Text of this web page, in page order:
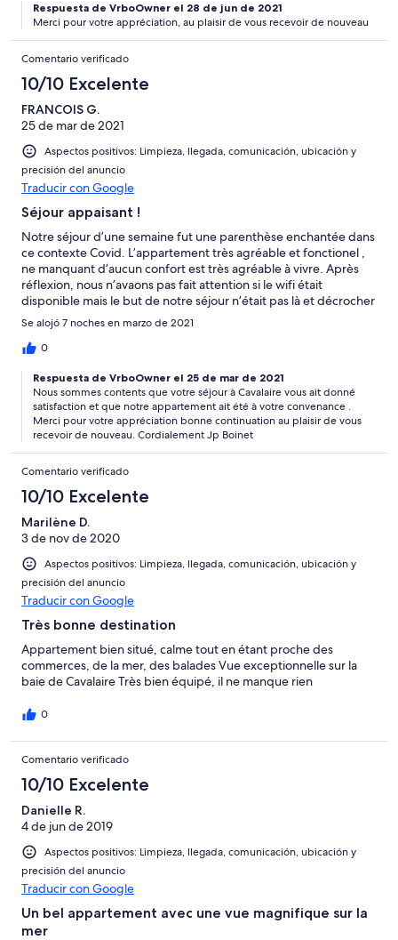
Respuesta de VrboOwner el 28 de jun de 2021
Merci pour votre appréciation, au plaisir de vous recevoir de nouveau
Comentario verificado
10/10 Excelente
FRANCOIS G.
25 de mar de 2021
Aspectos positivos: Limpieza, llegada, comunicación, ubicación y
precisión del anuncio
Traducir con Google
Séjour appaisant !
Notre séjour d’une semaine fut une parenthèse enchantée dans
ce contexte Covid. L’appartement très agréable et fonctionel ,
ne manquant d’aucun confort est très agréable à vivre. Après
réflexion, nous n’avaons pas fait attention si le wifi était
disponible mais le but de notre séjour n’était pas là et décrocher
de temps en temps ne fait pas de mal…Un petitz remarque,
peut-être, pour être critique, les places de stationnement aux
abords sont très recherchées même en période creuse…mais
chambre sur la baie de Cavalaire est digne d’un tableau de
maître. A refaire sans aucune hésitation !!!
Se alojó 7 noches en marzo de 2021
0
Respuesta de VrboOwner el 25 de mar de 2021
Nous sommes contents que votre séjour à Cavalaire vous ait donné
satisfaction et que notre appartement ait été à votre convenance .
Merci pour votre appréciation bonne continuation au plaisir de vous
recevoir de nouveau. Cordialement Jp Boinet
Comentario verificado
10/10 Excelente
Marilène D.
3 de nov de 2020
Aspectos positivos: Limpieza, llegada, comunicación, ubicación y
precisión del anuncio
Traducir con Google
Très bonne destination
Appartement bien situé, calme tout en étant proche des
commerces, de la mer, des balades Vue exceptionnelle sur la
baie de Cavalaire Très bien équipé, il ne manque rien
0
Comentario verificado
10/10 Excelente
Danielle R.
4 de jun de 2019
Aspectos positivos: Limpieza, llegada, comunicación, ubicación y
precisión del anuncio
Traducir con Google
Un bel appartement avec une vue magnifique sur la
mer